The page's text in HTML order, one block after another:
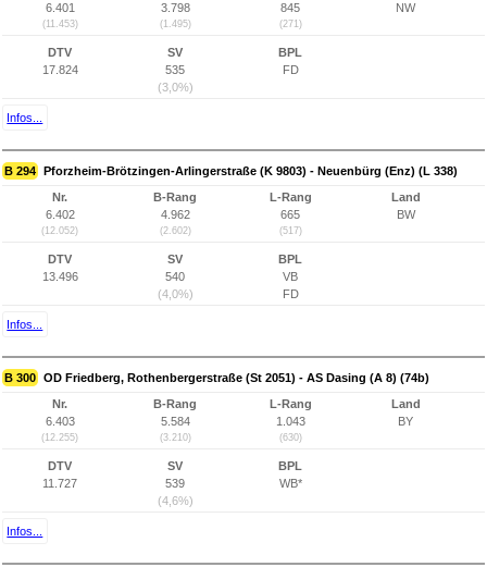
6.401
(11.453)
3.798
(1.495)
845
(271)
NW
DTV
17.824
SV
535
(3,0%)
BPL
FD
Infos...
B 294 Pforzheim-Brötzingen-Arlingerstraße (K 9803) - Neuenbürg (Enz) (L 338)
Nr.
6.402
(12.052)
B-Rang
4.962
(2.602)
L-Rang
665
(517)
Land
BW
DTV
13.496
SV
540
(4,0%)
BPL
VB
FD
Infos...
B 300 OD Friedberg, Rothenbergerstraße (St 2051) - AS Dasing (A 8) (74b)
Nr.
6.403
(12.255)
B-Rang
5.584
(3.210)
L-Rang
1.043
(630)
Land
BY
DTV
11.727
SV
539
(4,6%)
BPL
WB*
Infos...